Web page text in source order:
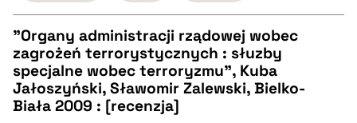
pobierz cytat
CZYSTY TEKST
pobierz cytat
"Organy administracji rządowej wobec
zagrożeń terrorystycznych : słuzby
specjalne wobec terroryzmu", Kuba
Jałoszyński, Sławomir Zalewski, Bielko-
Biała 2009 : [recenzja]